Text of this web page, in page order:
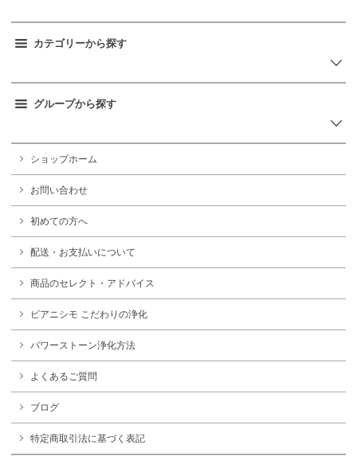
カテゴリーから探す
グループから探す
ショップホーム
お問い合わせ
初めての方へ
配送・お支払いについて
商品のセレクト・アドバイス
ピアニシモ こだわりの浄化
パワーストーン浄化方法
よくあるご質問
ブログ
特定商取引法に基づく表記